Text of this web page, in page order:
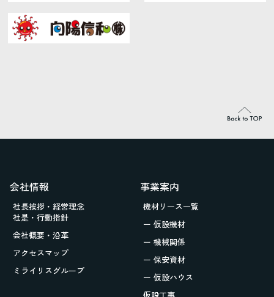
会社情報
社長挨拶・経営理念
社是・行動指針
会社概要・沿革
アクセスマップ
ミライリスグループ
事業案内
機材リース一覧
ー 仮設機材
ー 機械関係
ー 保安資材
ー 仮設ハウス